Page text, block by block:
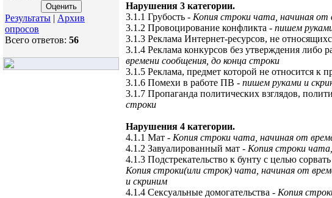
Результаты | Архив
опросов
Всего ответов: 56
Нарушения 3 категории.
3.1.1 Грубость - Копия строки чата, начиная от
3.1.2 Провоцирование конфликта - пишем
3.1.3 Реклама Интернет-ресурсов, не
3.1.4 Реклама конкурсов без утверждения
времени сообщения, до конца строки
3.1.5 Реклама, предмет которой не относится к
3.1.6 Помехи в работе ПВ - пишем руками и
3.1.7 Пропаганда политических взглядов,
строки
Нарушения 4 категории.
4.1.1 Мат - Копия строки чата, начиная от
4.1.2 Завуалированный мат - Копия строки
4.1.3 Подстрекательство к бунту с целью
Копия строки(или строк) чата, начиная от
и скриним
4.1.4 Сексуальные домогательства - Копия